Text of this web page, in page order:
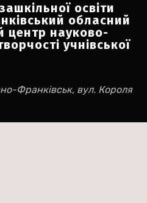
освіти
обласний
центр науково-
учнівської
Франківськ, вул. Короля